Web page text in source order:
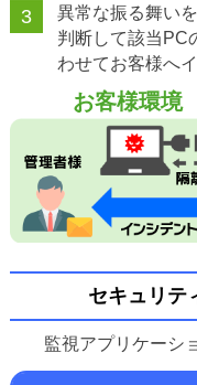
3
異常な振る舞い
判断して該当PC
わせてお客様へ
お客様環境
セキュリテ
監視アプリケーシ